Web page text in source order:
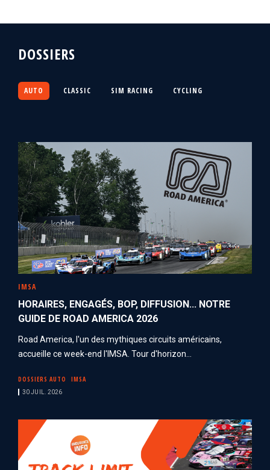
DOSSIERS
AUTO CLASSIC SIM RACING CYCLING
IMSA
HORAIRES, ENGAGÉS, BOP, DIFFUSION... NOTRE
GUIDE DE ROAD AMERICA 2026
Road America, l'un des mythiques circuits américains,
accueille ce week-end l'IMSA. Tour d'horizon...
DOSSIERS AUTO IMSA
30 JUIL. 2026